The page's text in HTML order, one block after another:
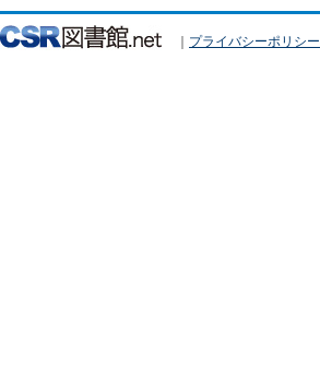
｜ プライバシーポリシー